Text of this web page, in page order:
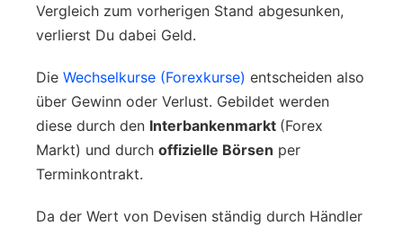
Vergleich zum vorherigen Stand abgesunken,
verlierst Du dabei Geld.
Die Wechselkurse (Forexkurse) entscheiden also
über Gewinn oder Verlust. Gebildet werden
diese durch den Interbankenmarkt (Forex
Markt) und durch offizielle Börsen per
Terminkontrakt.
Da der Wert von Devisen ständig durch Händler